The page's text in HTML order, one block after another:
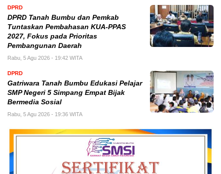
DPRD
DPRD Tanah Bumbu dan Pemkab
Tuntaskan Pembahasan KUA-PPAS
2027, Fokus pada Prioritas
Pembangunan Daerah
Rabu, 5 Agu 2026 - 19:42 WITA
DPRD
Gatriwara Tanah Bumbu Edukasi Pelajar
SMP Negeri 5 Simpang Empat Bijak
Bermedia Sosial
Rabu, 5 Agu 2026 - 19:36 WITA